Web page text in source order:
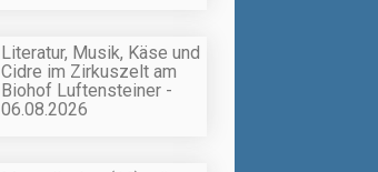
Literatur, Musik, Käse und
Cidre im Zirkuszelt am
Biohof Luftensteiner -
06.08.2026